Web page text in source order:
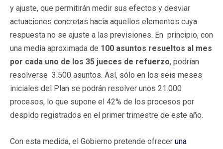
y ajuste, que permitirán medir sus efectos y desviar
actuaciones concretas hacia aquellos elementos cuya
respuesta no se ajuste a las previsiones. En principio, con
una media aproximada de 100 asuntos resueltos al mes
por cada uno de los 35 jueces de refuerzo, podrían
resolverse 3.500 asuntos. Así, sólo en los seis meses
iniciales del Plan se podrán resolver unos 21.000
procesos, lo que supone el 42% de los procesos por
despido registrados en el primer trimestre de este año.
Con esta medida, el Gobierno pretende ofrecer una